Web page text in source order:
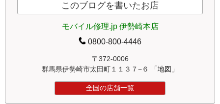
このブログを書いたお店
モバイル修理.jp 伊勢崎本店
0800-800-4446
〒372-0006
群馬県伊勢崎市太田町１１３７−６
「地図」
全国の店舗一覧